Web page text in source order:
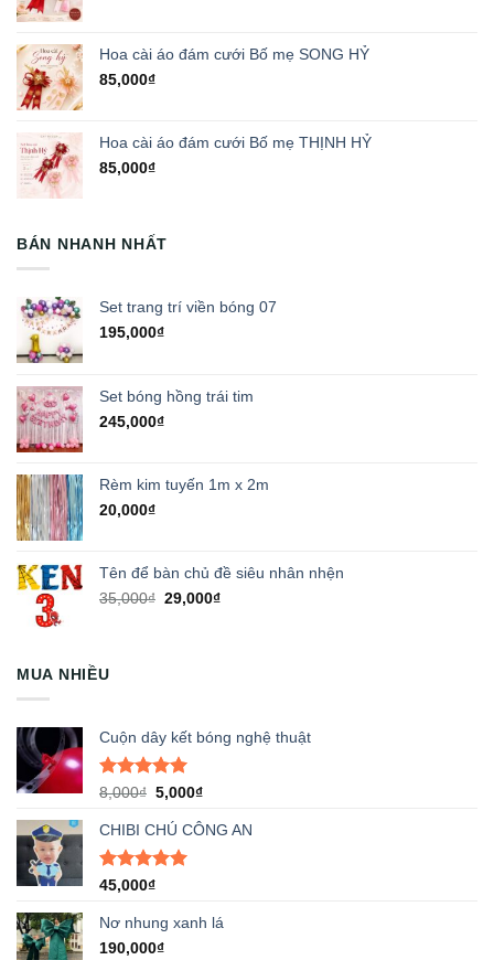
Hoa cài áo đám cưới Bố mẹ SONG HỶ
85,000₫
Hoa cài áo đám cưới Bố mẹ THỊNH HỶ
85,000₫
BÁN NHANH NHẤT
Set trang trí viền bóng 07
195,000₫
Set bóng hồng trái tim
245,000₫
Rèm kim tuyến 1m x 2m
20,000₫
Tên để bàn chủ đề siêu nhân nhện
35,000₫ Giá
29,000₫Giá
MUA NHIỀU
Cuộn dây kết bóng nghệ thuật
Được xếp
5 sao
8,000₫ Giá
là:
8,000₫.
5,000₫Giá
tại
CHIBI CHÚ CÔNG AN
Được xếp
5 sao
45,000₫
Nơ nhung xanh lá
190,000₫